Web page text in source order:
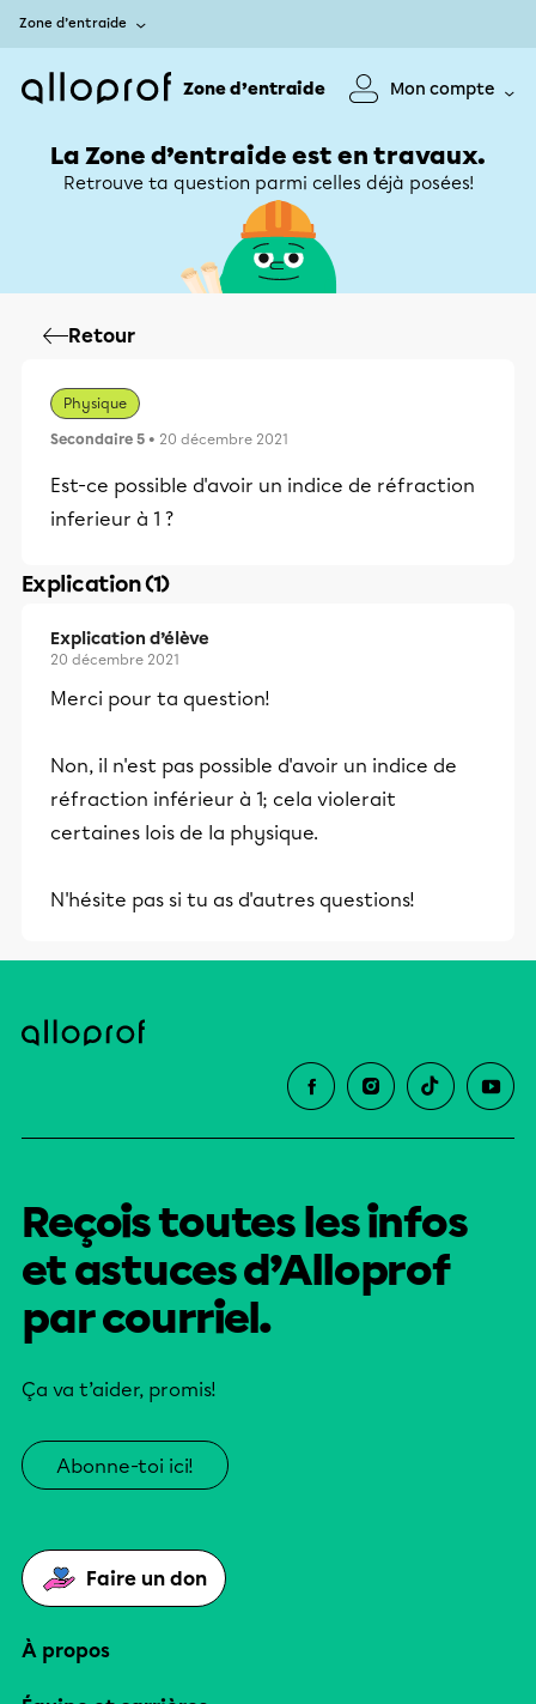
Zone d’entraide
Zone d’entraide Mon compte
La Zone d’entraide est en travaux.
Retrouve ta question parmi celles déjà posées!
Retour
Physique
Secondaire 5 • 20 décembre 2021
Est-ce possible d'avoir un indice de réfraction
inferieur à 1 ?
Explication (1)
Explication d’élève
20 décembre 2021
Merci pour ta question!
Non, il n'est pas possible d'avoir un indice de
réfraction inférieur à 1; cela violerait
certaines lois de la physique.
N'hésite pas si tu as d'autres questions!
Reçois toutes les infos
et astuces d’Alloprof
par courriel.
Ça va t’aider, promis!
Abonne-toi ici!
Faire un don
À propos